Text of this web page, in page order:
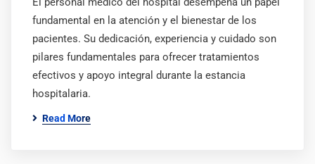
fundamental en la atención y el bienestar de los
pacientes. Su dedicación, experiencia y cuidado son
pilares fundamentales para ofrecer tratamientos
efectivos y apoyo integral durante la estancia
hospitalaria.
Read More